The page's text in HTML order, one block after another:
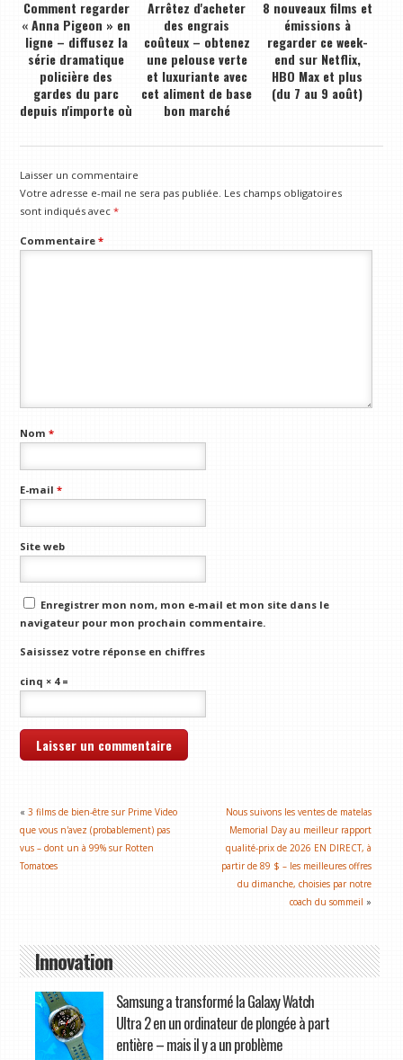
Comment regarder
« Anna Pigeon » en
ligne – diffusez la
série dramatique
policière des
gardes du parc
depuis n'importe où
Arrêtez d'acheter
des engrais
coûteux – obtenez
une pelouse verte
et luxuriante avec
cet aliment de base
bon marché
8 nouveaux films et
émissions à
regarder ce week-
end sur Netflix,
HBO Max et plus
(du 7 au 9 août)
Laisser un commentaire
Votre adresse e-mail ne sera pas publiée. Les champs obligatoires
sont indiqués avec*
Commentaire*
Nom*
E-mail*
Site web
Enregistrer mon nom, mon e-mail et mon site dans le
navigateur pour mon prochain commentaire.
Saisissez votre réponse en chiffres
cinq × 4 =
«3 films de bien-être sur Prime Video
que vous n'avez (probablement) pas
vus – dont un à 99% sur Rotten
Tomatoes
Nous suivons les ventes de matelas
Memorial Day au meilleur rapport
qualité-prix de 2026 EN DIRECT, à
partir de 89 $ – les meilleures offres
du dimanche, choisies par notre
coach du sommeil »
Innovation
Samsung a transformé la Galaxy Watch
Ultra 2 en un ordinateur de plongée à part
entière – mais il y a un problème